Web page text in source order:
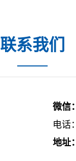
联系我们
微信：
电话：
地址：